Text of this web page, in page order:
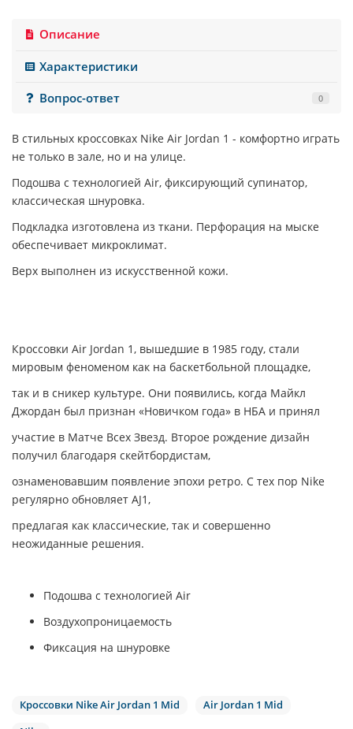
Описание
Характеристики
Вопрос-ответ
0
В стильных кроссовках Nike Air Jordan 1 - комфортно играть
не только в зале, но и на улице.
Подошва с технологией Air, фиксирующий супинатор,
классическая шнуровка.
Подкладка изготовлена из ткани. Перфорация на мыске
обеспечивает микроклимат.
Верх выполнен из искусственной кожи.
Кроссовки Air Jordan 1, вышедшие в 1985 году, стали
мировым феноменом как на баскетбольной площадке,
так и в сникер культуре. Они появились, когда Майкл
Джордан был признан «Новичком года» в НБА и принял
участие в Матче Всех Звезд. Второе рождение дизайн
получил благодаря скейтбордистам,
ознаменовавшим появление эпохи ретро. С тех пор Nike
регулярно обновляет AJ1,
предлагая как классические, так и совершенно
неожиданные решения.
Подошва с технологией Air
Воздухопроницаемость
Фиксация на шнуровке
Кроссовки Nike Air Jordan 1 Mid
Air Jordan 1 Mid